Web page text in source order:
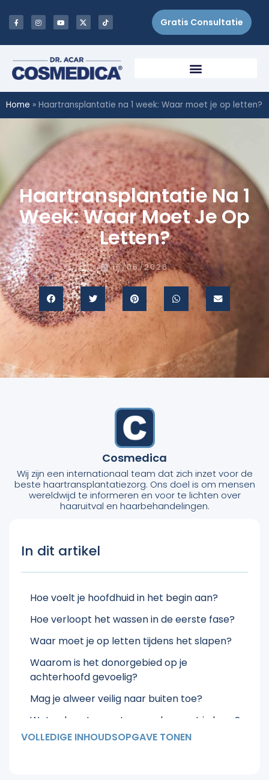
Gratis Consultatie
Home » Haartransplantatie na 1 week: Waar moet je op letten?
Haartransplantatie Na 1
Week: Waar Moet Je Op
Letten?
16/06/2026
Cosmedica
Wij zijn een internationaal team dat zich inzet voor de
beste haartransplantatiezorg. Ons doel is om mensen
wereldwijd te informeren en voor te lichten over
haaruitval en haarbehandelingen.
In dit artikel
Hoe voelt je hoofdhuid in het begin aan?
Hoe verloopt het wassen in de eerste fase?
Waar moet je op letten tijdens het slapen?
Waarom is het donorgebied op je
achterhoofd gevoelig?
Mag je alweer veilig naar buiten toe?
Wat gebeurt er na twee weken met je haar?
Wanneer zie je de nieuwe haargroei
VOLLEDIGE INHOUDSOPGAVE TONEN